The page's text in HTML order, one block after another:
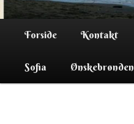
Forside Kontakt
Sofia Ønskebrønden